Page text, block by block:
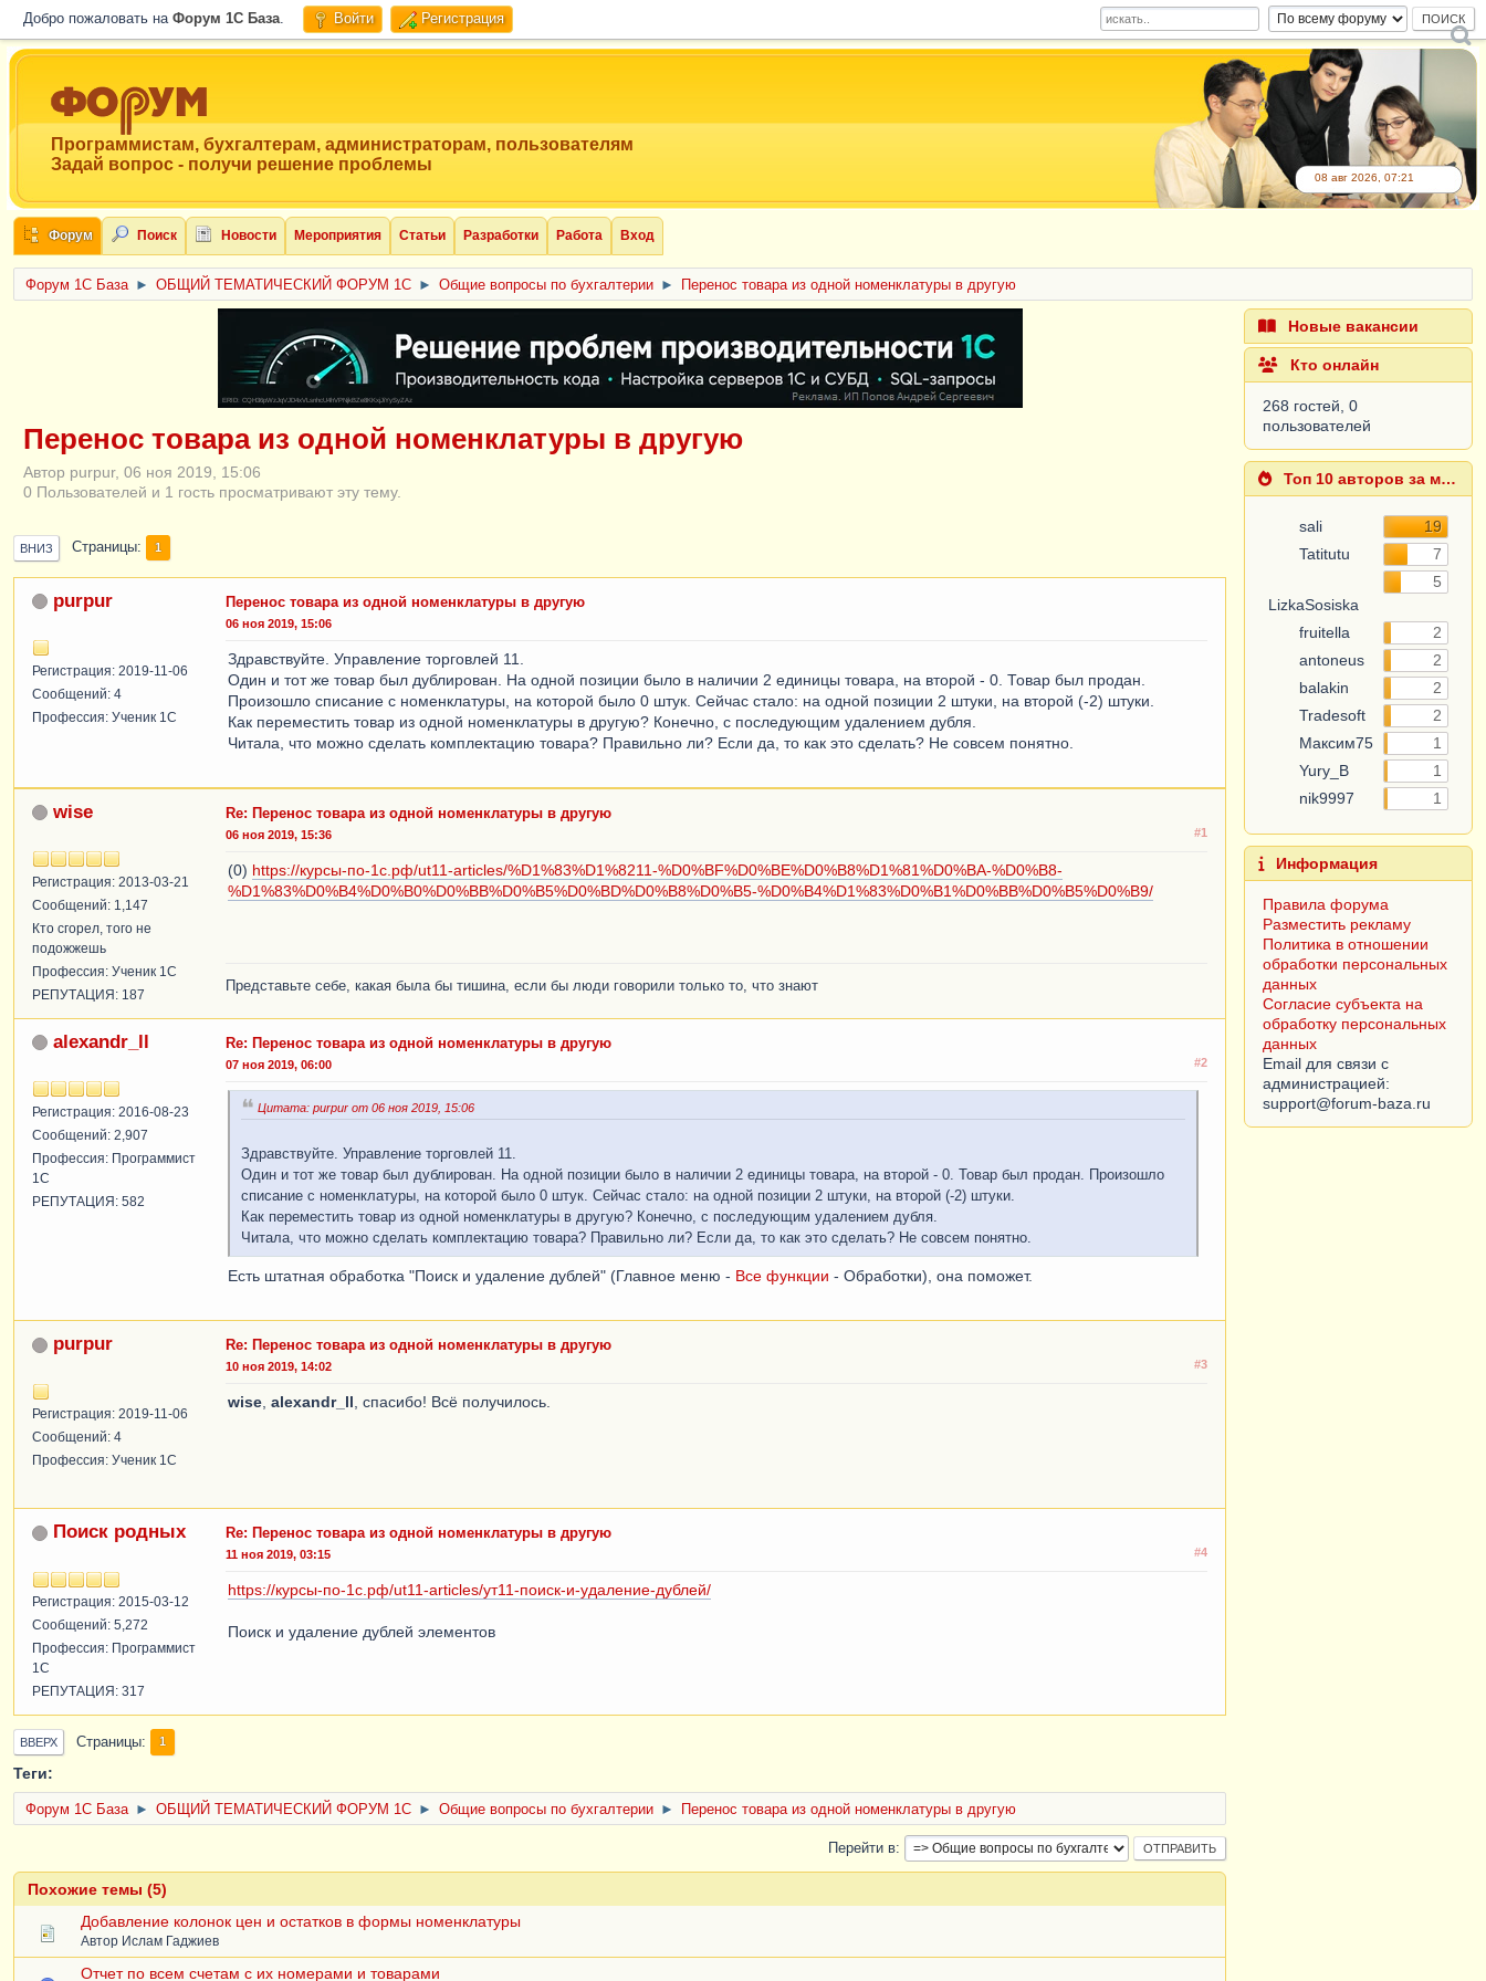
Добро пожаловать на Форум 1C База. Войти Регистрация
Программистам, бухгалтерам, администраторам, пользователям
Задай вопрос - получи решение проблемы
08 авг 2026, 07:21
Форум Поиск Новости Мероприятия Статьи Разработки Работа Вход
Форум 1C База ► ОБЩИЙ ТЕМАТИЧЕСКИЙ ФОРУМ 1С ► Общие вопросы по бухгалтерии ► Перенос товара из одной номенклатуры в другую
ERID: CQH36pWzJqVJD4xVLsnhcU4hVPNjkBZe8KKxjJiYySyZAz
Перенос товара из одной номенклатуры в другую
Автор purpur, 06 ноя 2019, 15:06
0 Пользователей и 1 гость просматривают эту тему.
ВНИЗ Страницы 1
purpur
Регистрация: 2019-11-06
Сообщений: 4
Профессия: Ученик 1С
Перенос товара из одной номенклатуры в другую
06 ноя 2019, 15:06
Здравствуйте. Управление торговлей 11.
Один и тот же товар был дублирован. На одной позиции было в наличии 2 единицы товара, на второй - 0. Товар был продан.
Произошло списание с номенклатуры, на которой было 0 штук. Сейчас стало: на одной позиции 2 штуки, на второй (-2) штуки.
Как переместить товар из одной номенклатуры в другую? Конечно, с последующим удалением дубля.
Читала, что можно сделать комплектацию товара? Правильно ли? Если да, то как это сделать? Не совсем понятно.
wise
Регистрация: 2013-03-21
Сообщений: 1,147
Кто сгорел, того не
подожжешь
Профессия: Ученик 1С
РЕПУТАЦИЯ: 187
Re: Перенос товара из одной номенклатуры в другую
#1
06 ноя 2019, 15:36
(0) https://курсы-по-1с.рф/ut11-articles/%D1%83%D1%8211-%D0%BF%D0%BE%D0%B8%D1%81%D0%BA-%D0%B8-
%D1%83%D0%B4%D0%B0%D0%BB%D0%B5%D0%BD%D0%B8%D0%B5-%D0%B4%D1%83%D0%B1%D0%BB%D0%B5%D0%B9/
Представьте себе, какая была бы тишина, если бы люди говорили только то, что знают
alexandr_ll
Регистрация: 2016-08-23
Сообщений: 2,907
Профессия: Программист
1С
РЕПУТАЦИЯ: 582
Re: Перенос товара из одной номенклатуры в другую
#2
07 ноя 2019, 06:00
Цитата: purpur от 06 ноя 2019, 15:06
Здравствуйте. Управление торговлей 11.
Один и тот же товар был дублирован. На одной позиции было в наличии 2 единицы товара, на второй - 0. Товар был продан. Произошло
списание с номенклатуры, на которой было 0 штук. Сейчас стало: на одной позиции 2 штуки, на второй (-2) штуки.
Как переместить товар из одной номенклатуры в другую? Конечно, с последующим удалением дубля.
Читала, что можно сделать комплектацию товара? Правильно ли? Если да, то как это сделать? Не совсем понятно.
Есть штатная обработка "Поиск и удаление дублей" (Главное меню - Все функции - Обработки), она поможет.
purpur
Регистрация: 2019-11-06
Сообщений: 4
Профессия: Ученик 1С
Re: Перенос товара из одной номенклатуры в другую
#3
10 ноя 2019, 14:02
wise alexandr_ll , спасибо! Всё получилось.
Поиск родных
Регистрация: 2015-03-12
Сообщений: 5,272
Профессия: Программист
1С
РЕПУТАЦИЯ: 317
Re: Перенос товара из одной номенклатуры в другую
#4
11 ноя 2019, 03:15
https://курсы-по-1с.рф/ut11-articles/ут11-поиск-и-удаление-дублей/
Поиск и удаление дублей элементов
ВВЕРХ Страницы 1
Теги:
Форум 1C База ► ОБЩИЙ ТЕМАТИЧЕСКИЙ ФОРУМ 1С ► Общие вопросы по бухгалтерии ► Перенос товара из одной номенклатуры в другую
Перейти в
Похожие темы (5)
Добавление колонок цен и остатков в формы номенклатуры
Автор Ислам Гаджиев
Отчет по всем счетам с их номерами и товарами
Новые вакансии
Кто онлайн
268 гостей, 0
пользователей
Топ 10 авторов за месяц
sali
19
Tatitutu
7
LizkaSosiska
5
fruitella
2
antoneus
2
balakin
2
Tradesoft
2
Максим75
1
Yury_B
1
nik9997
1
Информация
Правила форума
Разместить рекламу
Политика в отношении
обработки персональных
данных
Согласие субъекта на
обработку персональных
данных
Email для связи с
администрацией: